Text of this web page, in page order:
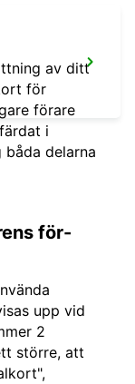
av ditt
för
förare
i
delarna
för-
upp vid
2
större, att